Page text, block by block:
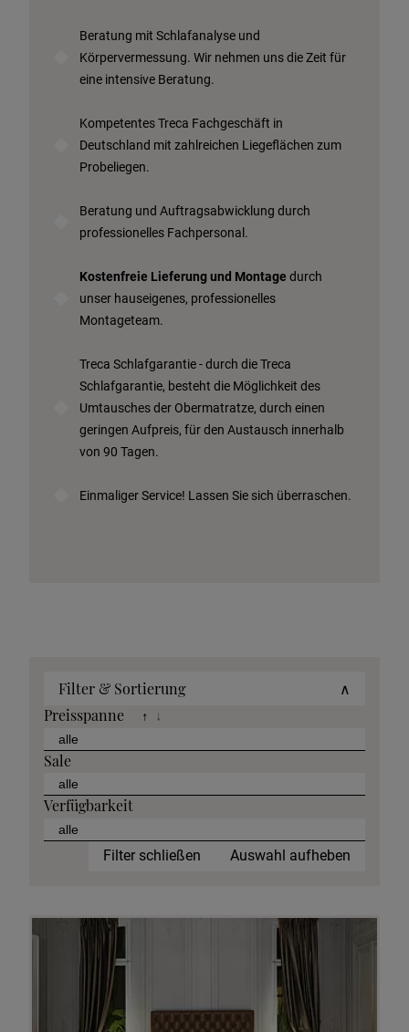
Beratung mit Schlafanalyse und
Körpervermessung. Wir nehmen uns die Zeit für
eine intensive Beratung.
Kompetentes Treca Fachgeschäft in
Deutschland mit zahlreichen Liegeflächen zum
Probeliegen.
Beratung und Auftragsabwicklung durch
professionelles Fachpersonal.
Kostenfreie Lieferung und Montage durch
unser hauseigenes, professionelles
Montageteam.
Treca Schlafgarantie - durch die Treca
Schlafgarantie, besteht die Möglichkeit des
Umtausches der Obermatratze, durch einen
geringen Aufpreis, für den Austausch innerhalb
von 90 Tagen.
Einmaliger Service! Lassen Sie sich überraschen.
Filter & Sortierung
∧
Preisspanne
↑ ↓
Sale
Verfügbarkeit
Filter schließen Auswahl aufheben